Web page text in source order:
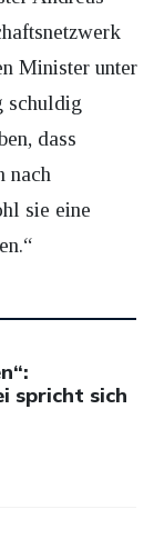
Minister unter
schuldig
dass
nach
sie eine
spricht sich